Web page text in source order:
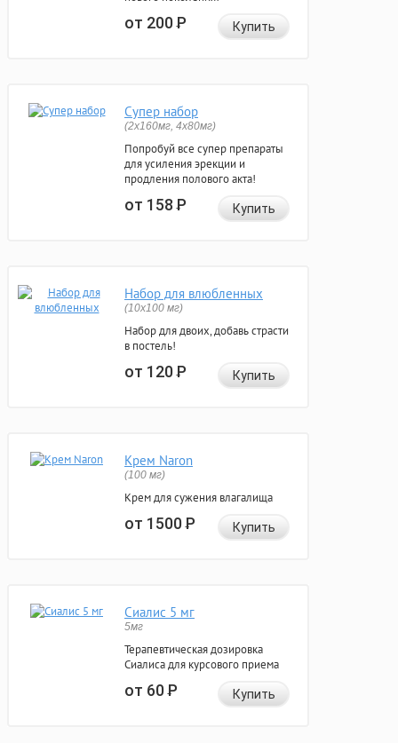
от 200Р Купить
Супер набор
(2х160мг, 4х80мг)
Попробуй все супер препараты
для усиления эрекции и
продления полового акта!
от 158Р Купить
Набор для влюбленных
(10х100 мг)
Набор для двоих, добавь страсти
в постель!
от 120Р Купить
Крем Naron
(100 мг)
Крем для сужения влагалища
от 1500Р Купить
Сиалис 5 мг
5мг
Терапевтическая дозировка
Сиалиса для курсового приема
от 60Р Купить